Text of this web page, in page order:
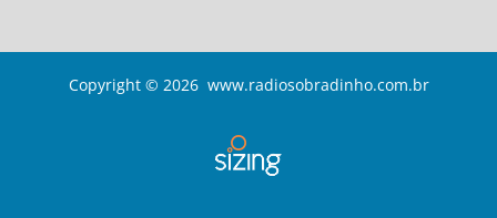
Copyright © 2026 www.radiosobradinho.com.br